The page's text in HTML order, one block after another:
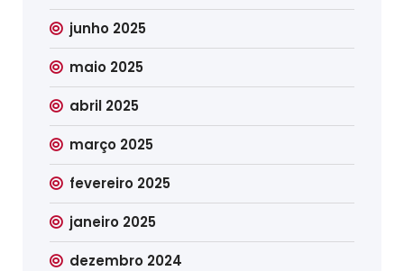
junho 2025
maio 2025
abril 2025
março 2025
fevereiro 2025
janeiro 2025
dezembro 2024